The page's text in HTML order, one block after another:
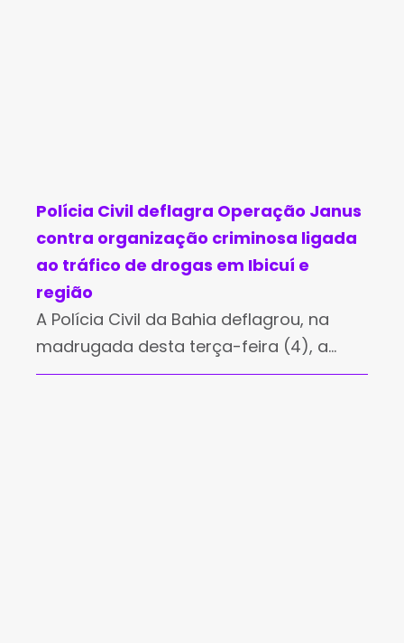
Polícia Civil deflagra Operação Janus
contra organização criminosa ligada
ao tráfico de drogas em Ibicuí e
região
A Polícia Civil da Bahia deflagrou, na
madrugada desta terça-feira (4), a
Operação Janus, voltada à